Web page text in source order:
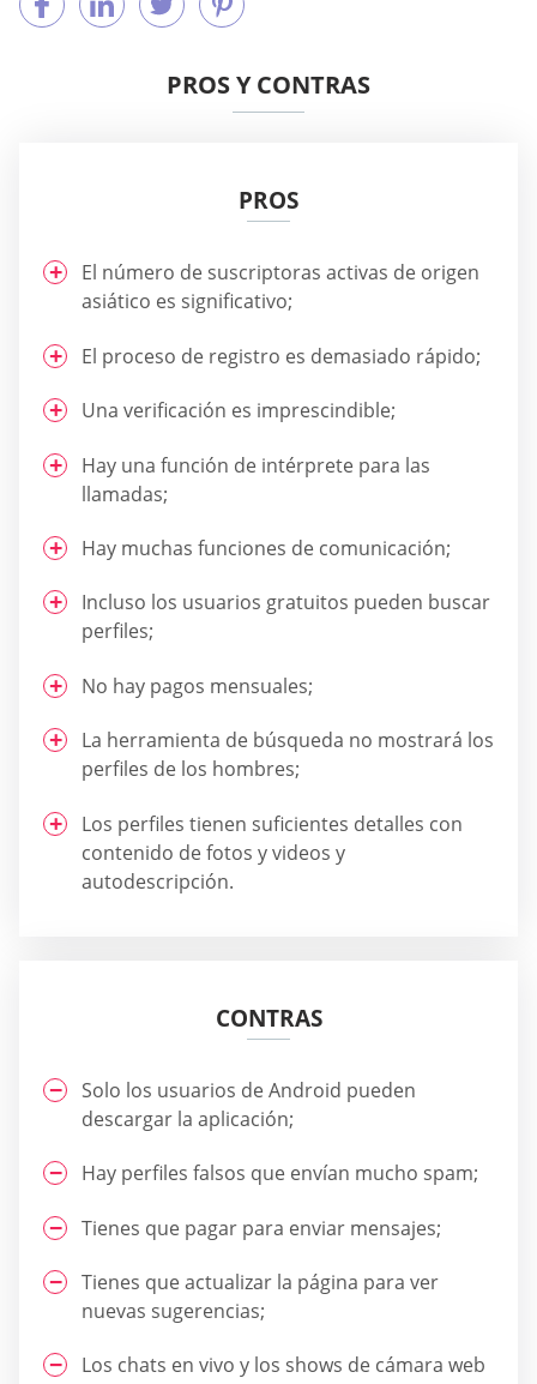
PROS Y CONTRAS
PROS
El número de suscriptoras activas de origen
asiático es significativo;
El proceso de registro es demasiado rápido;
Una verificación es imprescindible;
Hay una función de intérprete para las
llamadas;
Hay muchas funciones de comunicación;
Incluso los usuarios gratuitos pueden buscar
perfiles;
No hay pagos mensuales;
La herramienta de búsqueda no mostrará los
perfiles de los hombres;
Los perfiles tienen suficientes detalles con
contenido de fotos y videos y
autodescripción.
CONTRAS
Solo los usuarios de Android pueden
descargar la aplicación;
Hay perfiles falsos que envían mucho spam;
Tienes que pagar para enviar mensajes;
Tienes que actualizar la página para ver
nuevas sugerencias;
Los chats en vivo y los shows de cámara web